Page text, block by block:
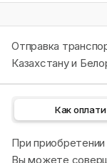
Отправка
Казахстану и
Как
При
Вы можете